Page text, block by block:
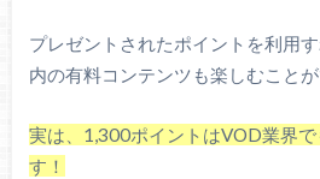
プレゼントされたポイントを利用
内の有料コンテンツも楽しむことが
実は、1,300ポイントはVOD業界
す！